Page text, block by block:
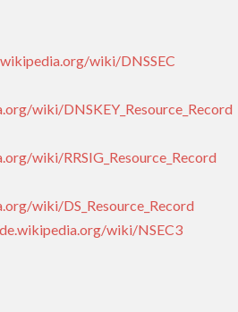
wiki/DNSSEC
wiki/DNSKEY_Resource_Record
wiki/RRSIG_Resource_Record
wiki/DS_Resource_Record
wiki/NSEC3